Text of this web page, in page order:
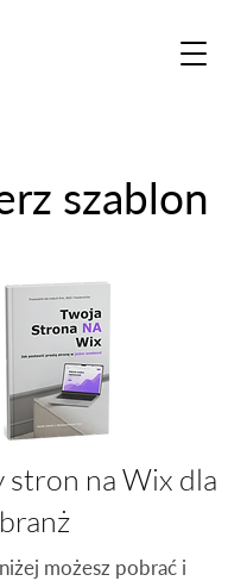
szablon
stron na Wix dla
możesz pobrać i